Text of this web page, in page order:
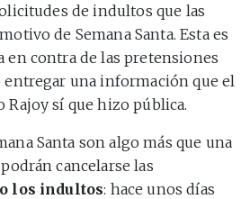
de indultos que las
de Semana Santa. Esta es
en contra de las pretensiones
una información que el
Rajoy sí que hizo pública.
Santa son algo más que una
cancelarse las
los indultos: hace unos días